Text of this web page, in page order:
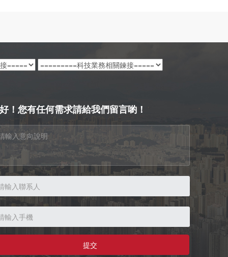
！您有任何需求請給我們留言喲！
提交